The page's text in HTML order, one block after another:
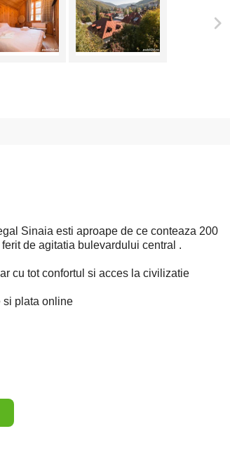
Sinaia esti aproape de ce conteaza 200
de agitatia bulevardului central .
cu tot confortul si acces la civilizatie
si plata online